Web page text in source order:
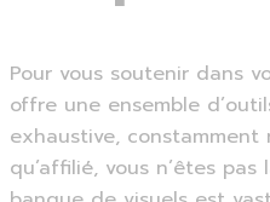
Pour vous soutenir dans
offre une ensemble
exhaustive, constamment
qu’affilié, vous n’êtes